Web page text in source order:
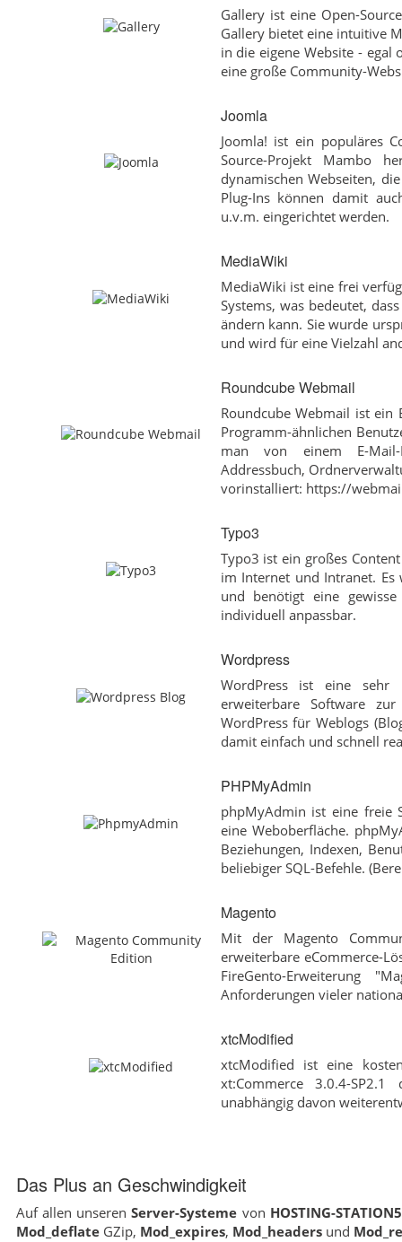
Gallery ist eine Open-
Gallery bietet eine intuitive
in die eigene Website -
eine große Community-
Joomla
Joomla! ist ein populäres
Source-Projekt Mambo
dynamischen Webseiten,
Plug-Ins können damit
u.v.m. eingerichtet werden.
MediaWiki
MediaWiki ist eine frei
Systems, was bedeutet,
ändern kann. Sie wurde
und wird für eine Vielzahl
Roundcube Webmail
Roundcube Webmail ist ein
Programm-ähnlichen
man von einem E-Mail-
Addressbuch,
vorinstalliert: https://
Typo3
Typo3 ist ein großes
im Internet und Intranet.
und benötigt eine
individuell anpassbar.
Wordpress
WordPress ist eine sehr
erweiterbare Software
WordPress für Weblogs
damit einfach und schnell
PHPMyAdmin
phpMyAdmin ist eine freie
eine Weboberfläche.
Beziehungen, Indexen,
beliebiger SQL-Befehle.
Magento
Mit der Magento
erweiterbare eCommerce-
FireGento-Erweiterung
Anforderungen vieler
xtcModified
xtcModified ist eine
xt:Commerce 3.0.4-
unabhängig davon
Das Plus an Geschwindigkeit
Auf allen unserenServer-Systeme von HOSTING-
Mod_deflate GZip, Mod_expires, Mod_headers und